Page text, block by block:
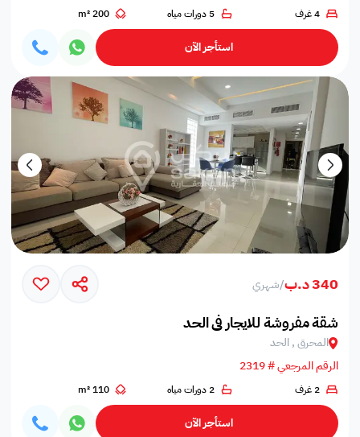
4 غرف 5 دورات مياه 200 m²
استأجر الآن
340 د.ب /شهري
شقة مفروشة للايجار في الحد
المحرق , الحد
الرقم المرجعي # 2319
2 غرف 2 دورات مياه 110 m²
استأجر الآن